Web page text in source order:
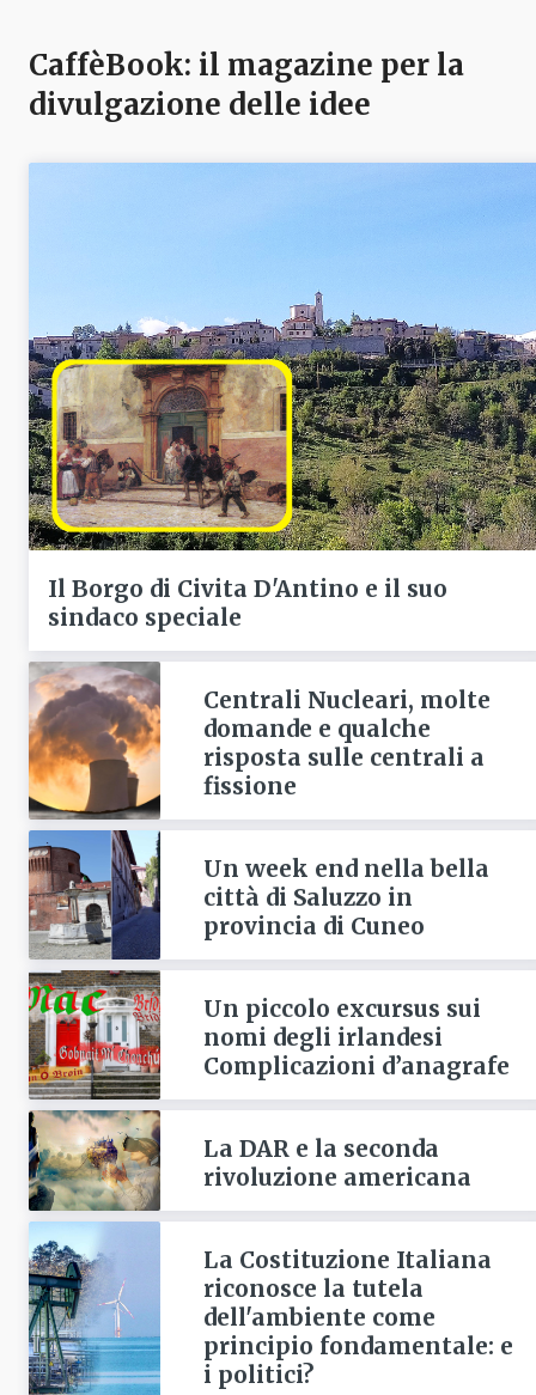
CaffèBook: il magazine per la
divulgazione delle idee
Il Borgo di Civita D'Antino e il suo
sindaco speciale
Centrali Nucleari, molte
domande e qualche
risposta sulle centrali a
fissione
Un week end nella bella
città di Saluzzo in
provincia di Cuneo
Un piccolo excursus sui
nomi degli irlandesi
Complicazioni d’anagrafe
La DAR e la seconda
rivoluzione americana
La Costituzione Italiana
riconosce la tutela
dell'ambiente come
principio fondamentale: e
i politici?